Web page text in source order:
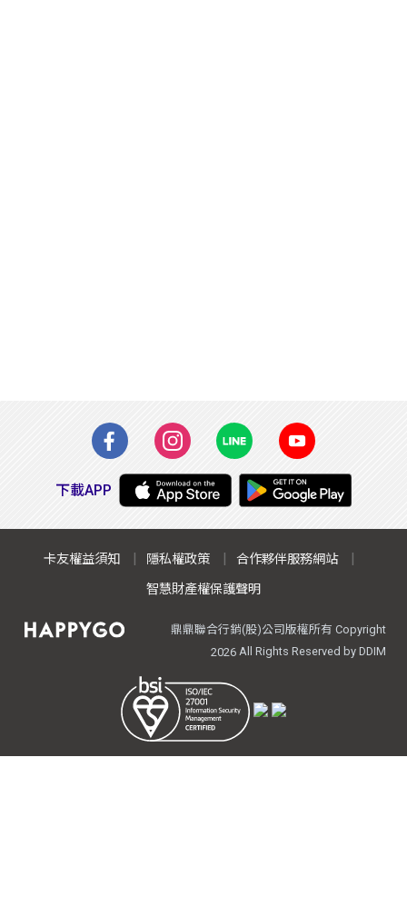
下載APP
卡友權益須知 隱私權政策
合作夥伴服務網站
智慧財產權保護聲明
鼎鼎聯合行銷(股)公司版權所有 Copyright
2026All Rights Reserved by DDIM